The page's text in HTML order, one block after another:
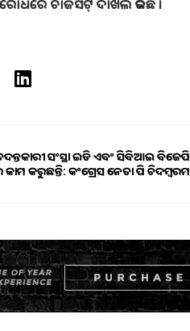
ଚାର୍ଜସିଟ୍‌ ଦାଖଲ କରିଛି ।
ସଂସ୍ଥା ଇଡି ଏବଂ ସିବିଆଇ ବିଜେପି
କାମ କରୁଛନ୍ତି: କଂଗ୍ରେସ ‌ନେତା ପି ଚିଦମ୍ବରମ